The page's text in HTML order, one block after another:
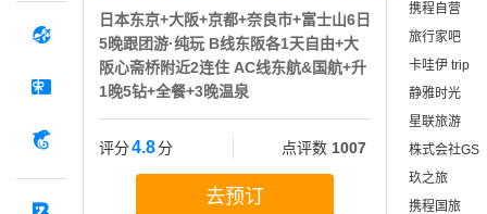
日本东京+大阪+京都+奈良市+富士山6日
5晚跟团游·纯玩 B线东阪各1天自由+大
阪心斋桥附近2连住 AC线东航&国航+升
1晚5钻+全餐+3晚温泉
评分4.8分 点评数 1007
去预订
携程自营
旅行家吧
卡哇伊 trip
静雅时光
星联旅游
株式会社GS
玖之旅
携程国旅